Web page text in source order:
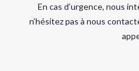
En cas d’urgence, nous
n’hésitez pas à nous